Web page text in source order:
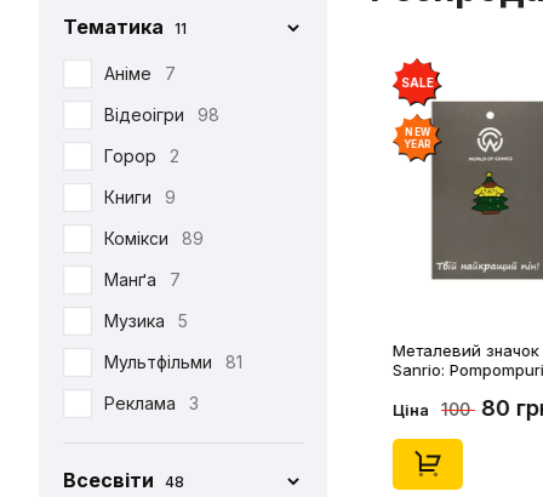
Iron Studios
Jason Freeny
Medicom Toy
Mezco
1
Mictoys
Mighty Jaxx
NECA
12
One Toys
Play Arts KAI
73
Pop Toys
1
Present Toys 1
S.H.Figuarts
Тематика 11
Аніме
7
Відеоігри
98
Горор
2
Книги
9
Комікси
89
Манґа
7
Музика
5
Мультфільми
81
Реклама
3
Серіали
39
Фільми
125
Всесвіти 48
SALE
NEW
YEAR
Металевий значок
Sanrio:
Ціна 100 80